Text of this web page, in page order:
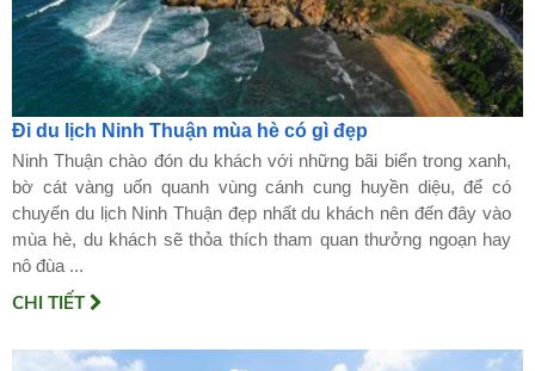
Đi du lịch Ninh Thuận mùa hè có gì đẹp
Ninh Thuận chào đón du khách với những bãi biển trong xanh,
bờ cát vàng uốn quanh vùng cánh cung huyền diệu, để có
chuyến du lịch Ninh Thuận đẹp nhất du khách nên đến đây vào
mùa hè, du khách sẽ thỏa thích tham quan thưởng ngoạn hay
nô đùa ...
CHI TIẾT